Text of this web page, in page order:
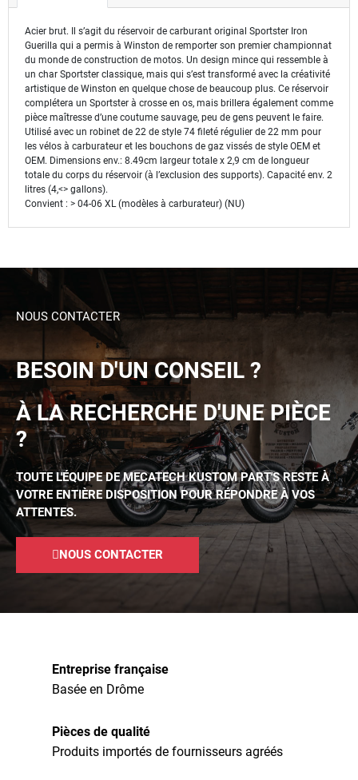
Acier brut. Il s’agit du réservoir de carburant original Sportster Iron
Guerilla qui a permis à Winston de remporter son premier championnat
du monde de construction de motos. Un design mince qui ressemble à
un char Sportster classique, mais qui s’est transformé avec la créativité
artistique de Winston en quelque chose de beaucoup plus. Ce réservoir
complétera un Sportster à crosse en os, mais brillera également comme
pièce maîtresse d’une coutume sauvage, peu de gens peuvent le faire.
Utilisé avec un robinet de 22 de style 74 fileté régulier de 22 mm pour
les vélos à carburateur et les bouchons de gaz vissés de style OEM et
OEM. Dimensions env.: 8.49cm largeur totale x 2,9 cm de longueur
totale du corps du réservoir (à l’exclusion des supports). Capacité env. 2
litres (4,<> gallons).
Convient : > 04-06 XL (modèles à carburateur) (NU)
NOUS CONTACTER
BESOIN D'UN CONSEIL ?
À LA RECHERCHE D'UNE PIÈCE
?
TOUTE L'ÉQUIPE DE MECATECH KUSTOM PART'S RESTE À
VOTRE ENTIÈRE DISPOSITION POUR RÉPONDRE À VOS
ATTENTES.
NOUS CONTACTER
Entreprise française
Basée en Drôme
Pièces de qualité
Produits importés de fournisseurs agréés